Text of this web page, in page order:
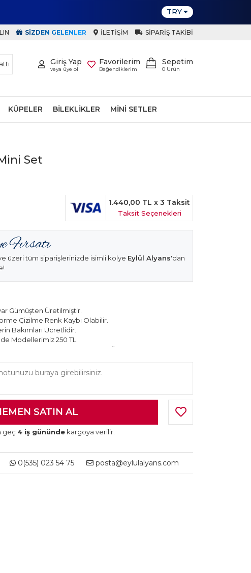
TRY
SIZDEN GELENLER İLETIŞIM SIPARIŞ TAKIBI
Sepetim
0 Ürün
Favorilerim
Beğendiklerim
Giriş Yap
veya üye ol
KÜPELER BILEKLIKLER MINI SETLER
Set
1.440,00 TL x 3 Taksit
Taksit Seçenekleri
üzeri tüm siparişlerinizde isimli kolye Eylül Alyans'dan
Gümüşten Üretilmiştir.
Çizilme Renk Kaybı Olabilir.
Bakımları Ücretlidir.
Modellerimiz 250 TL
Bileklik Modellerimiz 150 TL Sabit Ücret ile Hareket
geç 4 iş gününde kargoya verilir.
0(535) 023 54 75 posta@eylulalyans.com